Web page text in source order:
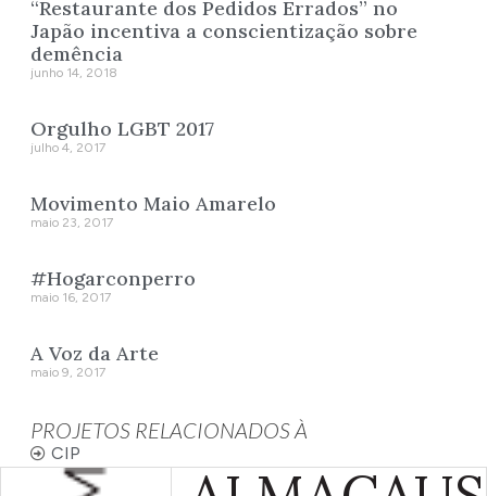
“Restaurante dos Pedidos Errados” no
Japão incentiva a conscientização sobre
demência
junho 14, 2018
Orgulho LGBT 2017
julho 4, 2017
Movimento Maio Amarelo
maio 23, 2017
#Hogarconperro
maio 16, 2017
A Voz da Arte
maio 9, 2017
PROJETOS RELACIONADOS À
CIP